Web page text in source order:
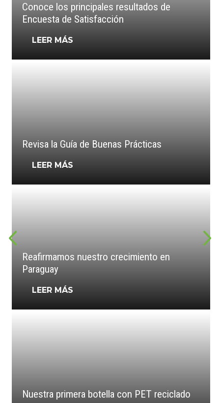
Conoce los principales resultados de
Encuesta de Satisfacción
LEER MÁS
Revisa la Guía de Buenas Prácticas
LEER MÁS
Reafirmamos nuestro crecimiento en
Paraguay
LEER MÁS
Nuestra primera botella con PET reciclado